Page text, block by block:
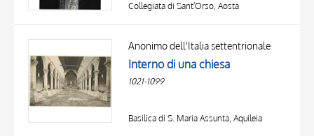
Collegiata di Sant'Orso, Aosta
Anonimo dell'Italia settentrionale
Interno di una chiesa
1021-1099
Basilica di S. Maria Assunta, Aquileia